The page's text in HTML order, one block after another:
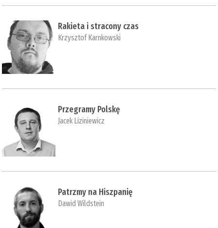
Rakieta i stracony czas
Krzysztof Karnkowski
Przegramy Polskę
Jacek Liziniewicz
Patrzmy na Hiszpanię
Dawid Wildstein